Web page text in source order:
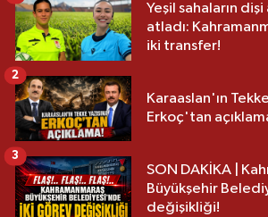
Yeşil sahaların
atladı:
iki transfer!
Karaaslan'ın Tekke
Erkoç'tan
2
SON DAKİKA |
Büyükşehir
değişikliği!
3